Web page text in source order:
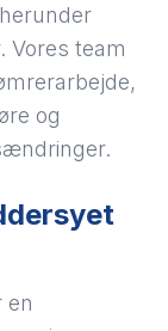
Vores team
og
en